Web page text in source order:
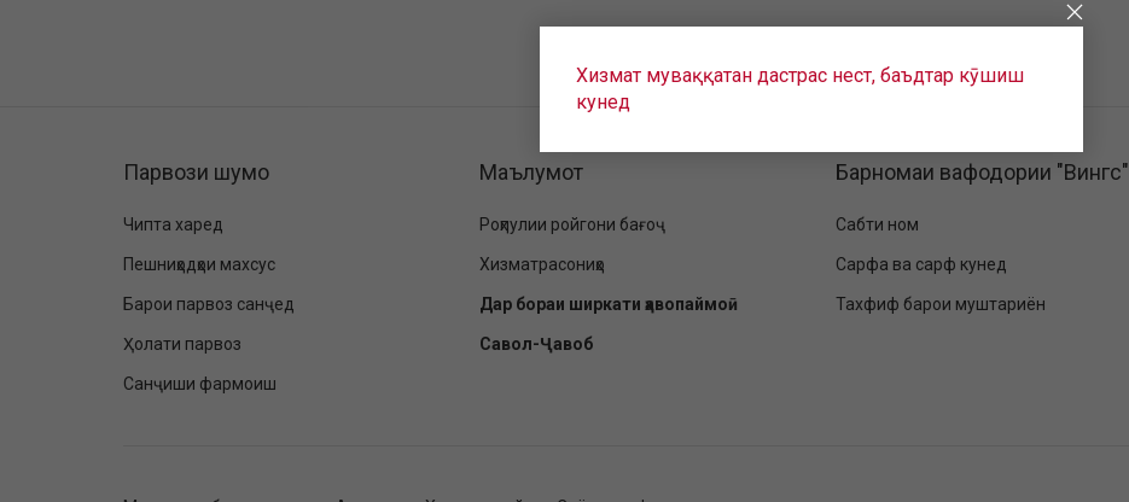
Хизмат муваққатан дастрас нест, баъдтар кӯшиш
кунед
Парвози шумо
Чипта харед
Пешниҳодҳои махсус
Барои парвоз санҷед
Ҳолати парвоз
Санҷиши фармоиш
Маълумот
Роҳпулии ройгони бағоҷ
Хизматрасониҳо
Дар бораи ширкати ҳавопаймоӣ
Савол-Ҷавоб
Барномаи вафодории "Вингс"
Сабти ном
Сарфа ва сарф кунед
Тахфиф барои муштариён